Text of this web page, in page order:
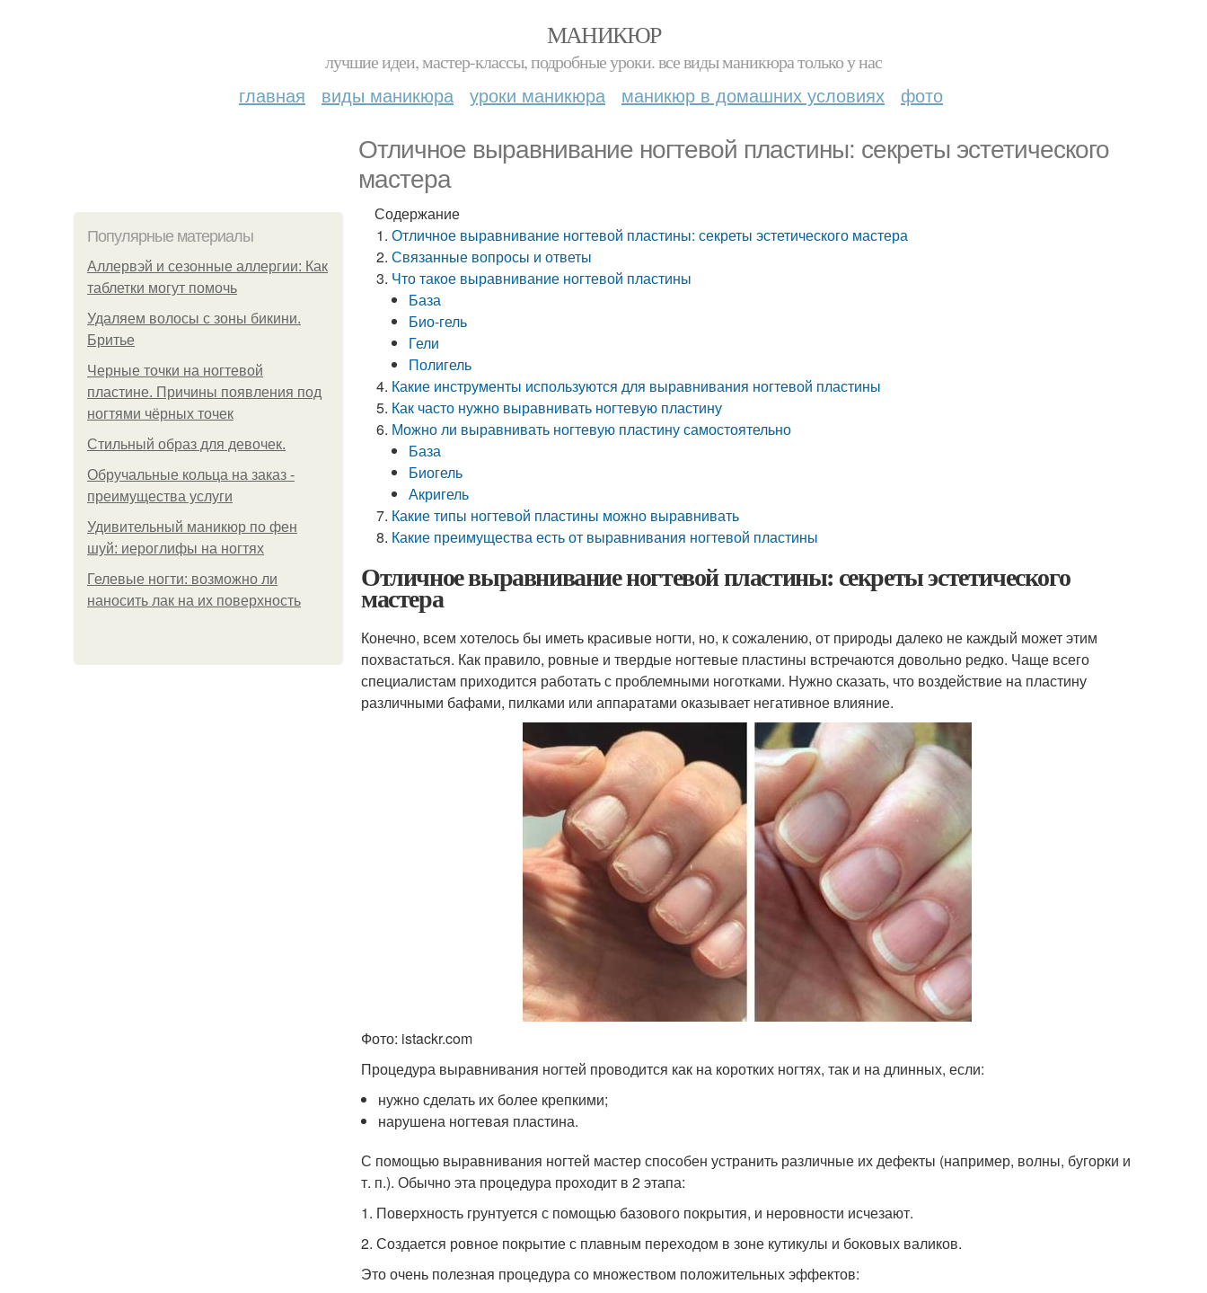
МАНИКЮР
лучшие идеи, мастер-классы, подробные уроки. все виды маникюра только у нас
главная виды маникюра уроки маникюра маникюр в домашних условиях фото
Отличное выравнивание ногтевой пластины: секреты эстетического
мастера
Популярные материалы
Аллервэй и сезонные аллергии: Как
таблетки могут помочь
Удаляем волосы с зоны бикини.
Бритье
Черные точки на ногтевой
пластине. Причины появления под
ногтями чёрных точек
Стильный образ для девочек.
Обручальные кольца на заказ -
преимущества услуги
Удивительный маникюр по фен
шуй: иероглифы на ногтях
Гелевые ногти: возможно ли
наносить лак на их поверхность
Содержание
Отличное выравнивание ногтевой пластины: секреты эстетического мастера
Связанные вопросы и ответы
Что такое выравнивание ногтевой пластины
База
Био-гель
Гели
Полигель
Какие инструменты используются для выравнивания ногтевой пластины
Как часто нужно выравнивать ногтевую пластину
Можно ли выравнивать ногтевую пластину самостоятельно
База
Биогель
Акригель
Какие типы ногтевой пластины можно выравнивать
Какие преимущества есть от выравнивания ногтевой пластины
Отличное выравнивание ногтевой пластины: секреты эстетического
мастера
Конечно, всем хотелось бы иметь красивые ногти, но, к сожалению, от природы далеко не каждый может этим
похвастаться. Как правило, ровные и твердые ногтевые пластины встречаются довольно редко. Чаще всего
специалистам приходится работать с проблемными ноготками. Нужно сказать, что воздействие на пластину
различными бафами, пилками или аппаратами оказывает негативное влияние.
Фото: istackr.com
Процедура выравнивания ногтей проводится как на коротких ногтях, так и на длинных, если:
нужно сделать их более крепкими;
нарушена ногтевая пластина.
С помощью выравнивания ногтей мастер способен устранить различные их дефекты (например, волны, бугорки и
т. п.). Обычно эта процедура проходит в 2 этапа:
1. Поверхность грунтуется с помощью базового покрытия, и неровности исчезают.
2. Создается ровное покрытие с плавным переходом в зоне кутикулы и боковых валиков.
Это очень полезная процедура со множеством положительных эффектов: